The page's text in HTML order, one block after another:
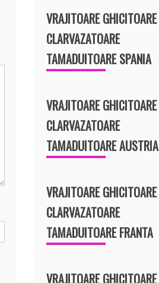
VRAJITOARE GHICITOARE
CLARVAZATOARE
TAMADUITOARE SPANIA
VRAJITOARE GHICITOARE
CLARVAZATOARE
TAMADUITOARE AUSTRIA
VRAJITOARE GHICITOARE
CLARVAZATOARE
TAMADUITOARE FRANTA
VRAJITOARE GHICITOARE